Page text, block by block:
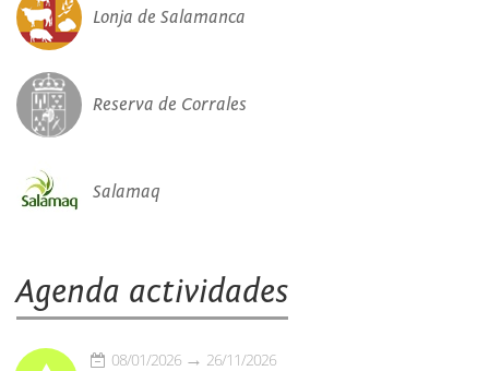
Lonja de Salamanca
Reserva de Corrales
Salamaq
Agenda actividades
08/01/2026 26/11/2026